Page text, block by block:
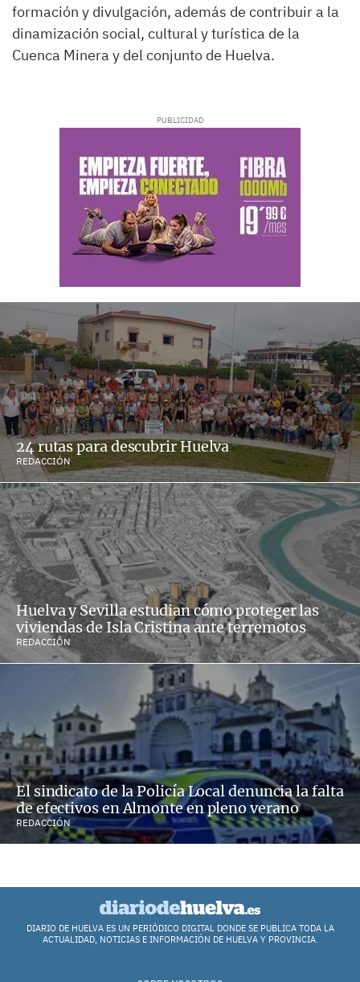
formación y divulgación, además de contribuir a la
dinamización social, cultural y turística de la
Cuenca Minera y del conjunto de Huelva.
24 rutas para descubrir Huelva
REDACCIÓN
Huelva y Sevilla estudian cómo proteger las
viviendas de Isla Cristina ante terremotos
REDACCIÓN
El sindicato de la Policía Local denuncia la falta
de efectivos en Almonte en pleno verano
REDACCIÓN
DIARIO DE HUELVA ES UN PERIÓDICO DIGITAL DONDE SE PUBLICA TODA LA
ACTUALIDAD, NOTICIAS E INFORMACIÓN DE HUELVA Y PROVINCIA.